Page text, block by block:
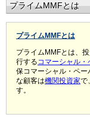
プライムMMFとは
プライムMMFとは
プライムMMFとは、
行するコマーシャル・
保コマーシャル・ペ
な顧客は機関投資家で
す。